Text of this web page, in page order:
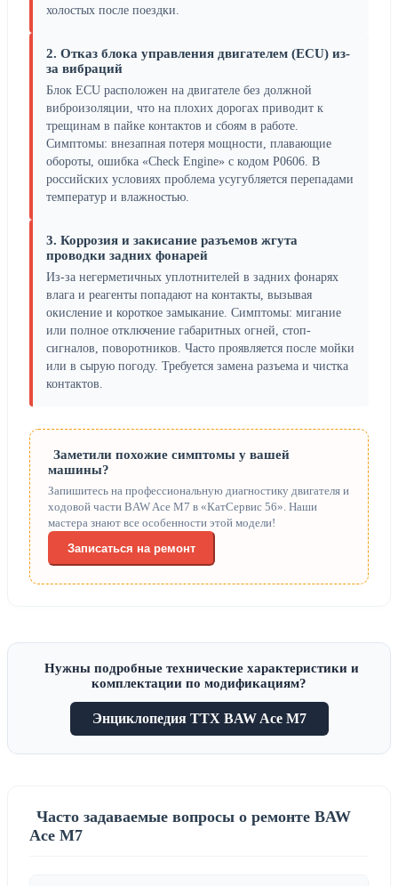
холостых после поездки.
2. Отказ блока управления двигателем (ECU) из-
за вибраций
Блок ECU расположен на двигателе без должной
виброизоляции, что на плохих дорогах приводит к
трещинам в пайке контактов и сбоям в работе.
Симптомы: внезапная потеря мощности, плавающие
обороты, ошибка «Check Engine» с кодом P0606. В
российских условиях проблема усугубляется перепадами
температур и влажностью.
3. Коррозия и закисание разъемов жгута
проводки задних фонарей
Из-за негерметичных уплотнителей в задних фонарях
влага и реагенты попадают на контакты, вызывая
окисление и короткое замыкание. Симптомы: мигание
или полное отключение габаритных огней, стоп-
сигналов, поворотников. Часто проявляется после мойки
или в сырую погоду. Требуется замена разъема и чистка
контактов.
Заметили похожие симптомы у вашей
машины?
Запишитесь на профессиональную диагностику двигателя и
ходовой части BAW Ace M7 в «КатСервис 56». Наши
мастера знают все особенности этой модели!
Записаться на ремонт
Нужны подробные технические характеристики и
комплектации по модификациям?
Энциклопедия ТТХ BAW Ace M7
Часто задаваемые вопросы о ремонте BAW
Ace M7